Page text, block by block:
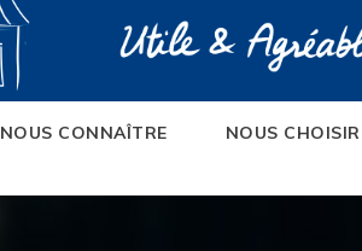
NOUS CONNAÎTRE NOUS CHOISIR